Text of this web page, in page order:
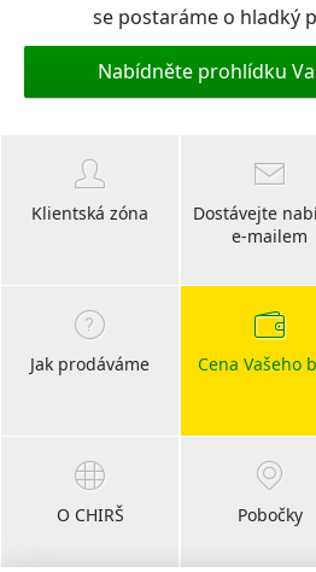
se postaráme o hladký
Nabídněte prohlídku
Klientská zóna
Dostávejte
e-mailem
Jak prodáváme Cena Vašeho
O CHIRŠ Pobočky